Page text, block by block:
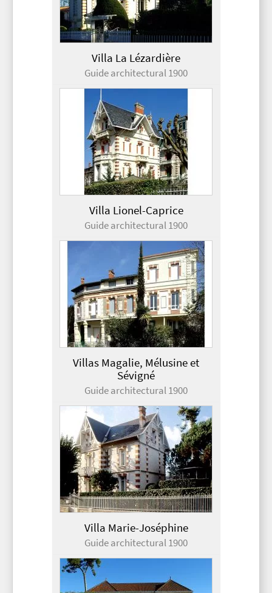
Villa La Lézardière
Guide architectural 1900
Villa Lionel-Caprice
Guide architectural 1900
Villas Magalie, Mélusine et
Sévigné
Guide architectural 1900
Villa Marie-Joséphine
Guide architectural 1900